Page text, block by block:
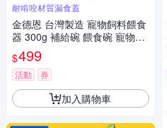
耐啃咬材質漏食蓋
金德恩 台灣製造 寵物飼料餵食
器 300g 補給碗 餵食碗 寵物碗
飼料碗 餵食器 LIXIT 寵物用品
$499
活動 券
加入購物車